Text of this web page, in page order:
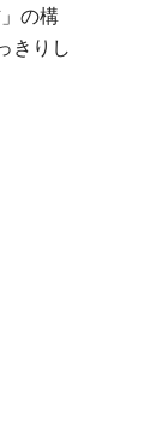
の構
きりし